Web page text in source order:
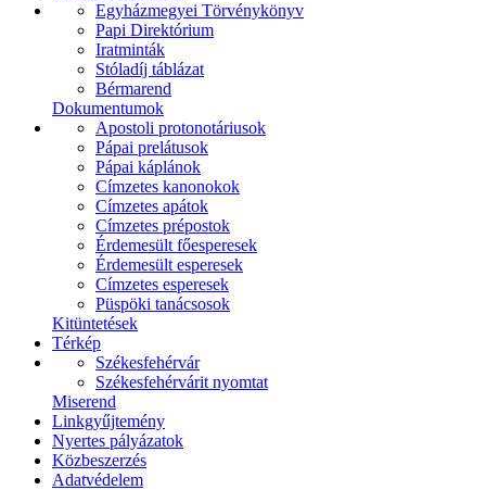
Egyházmegyei Törvénykönyv
Papi Direktórium
Iratminták
Stóladíj táblázat
Bérmarend
Dokumentumok
Apostoli protonotáriusok
Pápai prelátusok
Pápai káplánok
Címzetes kanonokok
Címzetes apátok
Címzetes prépostok
Érdemesült főesperesek
Érdemesült esperesek
Címzetes esperesek
Püspöki tanácsosok
Kitüntetések
Térkép
Székesfehérvár
Székesfehérvárit nyomtat
Miserend
Linkgyűjtemény
Nyertes pályázatok
Közbeszerzés
Adatvédelem